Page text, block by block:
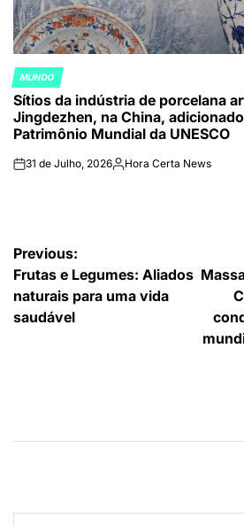
POSTED
IN
MUNDO
Sítios da indústria de porcelana
Jingdezhen, na China,
Patrimônio Mundial da UNESCO
on31 de Julho, 2026Publicado
Hora Certa News
Navegação
de
artigos
Previous:
Frutas e Legumes: Aliados
naturais para uma vida
saudável
Type your email…